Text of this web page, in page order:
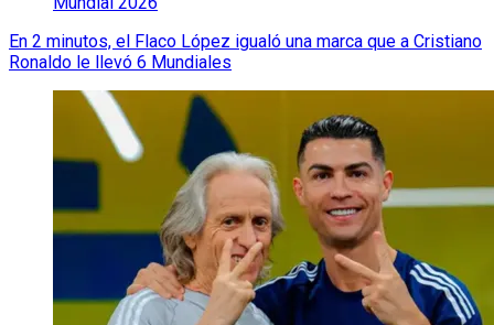
En 2 minutos, el Flaco López igualó una marca que a Cristiano
Ronaldo le llevó 6 Mundiales